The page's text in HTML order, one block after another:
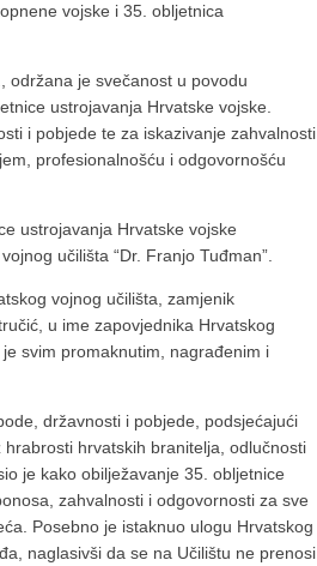
vojske i 35. obljetnica
održana je svečanost u povodu
ustrojavanja Hrvatske vojske.
i pobjede te za iskazivanje zahvalnosti
profesionalnošću i odgovornošću
ustrojavanja Hrvatske vojske
učilišta “Dr. Franjo Tuđman”.
vojnog učilišta, zamjenik
u ime zapovjednika Hrvatskog
svim promaknutim, nagrađenim i
državnosti i pobjede, podsjećajući
hrvatskih branitelja, odlučnosti
je kako obilježavanje 35. obljetnice
zahvalnosti i odgovornosti za sve
Posebno je istaknuo ulogu Hrvatskog
naglasivši da se na Učilištu ne prenosi